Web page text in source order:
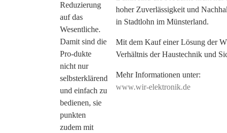
Reduzierung
auf das
Wesentliche.
Damit sind die
Pro-dukte
nicht nur
selbsterklärend
und einfach zu
bedienen, sie
punkten
zudem mit
hoher Zuverlässigkeit und
in Stadtlohn im Münsterland.
Mit dem Kauf einer Lösung der
Verhältnis der Haustechnik und
Mehr Informationen unter:
www.wir-elektronik.de